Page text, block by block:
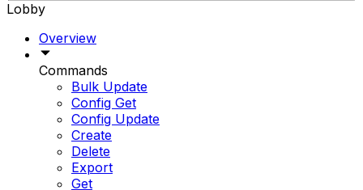
Lobby
Overview
Commands
Bulk Update
Config Get
Config Update
Create
Delete
Export
Get